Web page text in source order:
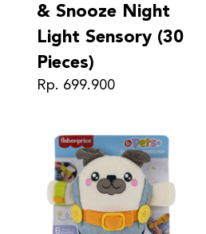
& Snooze Night
Light Sensory (30
Pieces)
Rp. 699.900